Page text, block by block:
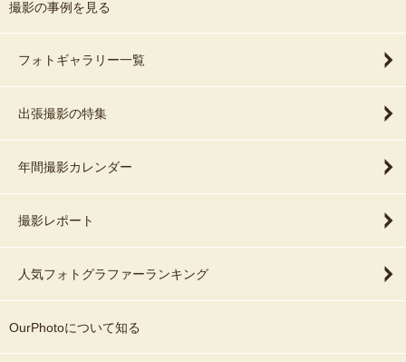
撮影の事例を見る
フォトギャラリー一覧
出張撮影の特集
年間撮影カレンダー
撮影レポート
人気フォトグラファーランキング
OurPhotoについて知る